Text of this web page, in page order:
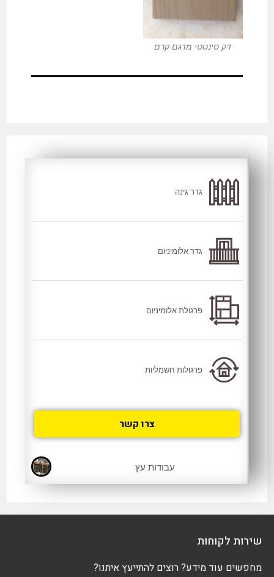
דק סינטטי מדגם קרם
גדר גינה
גדר אלומיניום
פרגולת אלומיניום
פרגולות חשמליות
צרו קשר
עבודות עץ
שירות לקוחות
מחפשים עוד מידע? רוצים להתייעץ איתנו?